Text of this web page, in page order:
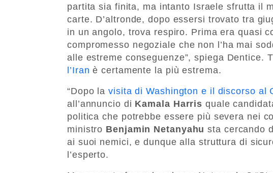
partita sia finita, ma intanto Israele sfrutta il
carte. D’altronde, dopo essersi trovato tra
in un angolo, trova respiro. Prima era quasi
compromesso negoziale che non l’ha mai
alle estreme conseguenze”, spiega Dentice.
l’Iran è certamente la più estrema.
“Dopo lavisita di Washington e il discorso al
all’annuncio di Kamala Harris quale
politica che potrebbe essere più severa nei
ministro Benjamin Netanyahu sta cercando
ai suoi nemici, e dunque alla struttura di
l’esperto.